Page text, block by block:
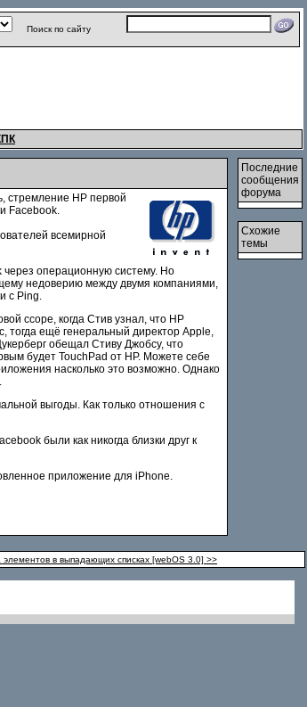
Поиск по сайту
стремление HP первой
Facebook.
всемирной
через операционную систему. Но
недоверию между двумя компаниями,
с Ping.
ссоре, когда Стив узнал, что HP
тогда ещё генеральный директор Apple,
обещал Стиву Джобсу, что
будет TouchPad от HP. Можете себе
насколько это возможно. Однако
выгоды. Как только отношения с
были как никогда близки друг к
приложение для iPhone.
Последние
сообщения
форума
Схожие
темы
в выпадающих списках [webOS 3.0] >>